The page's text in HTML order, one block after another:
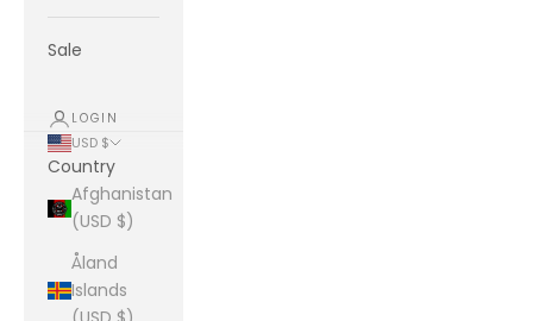
Sale
LOGIN
USD $
Country
Afghanistan
(USD $)
Åland
Islands